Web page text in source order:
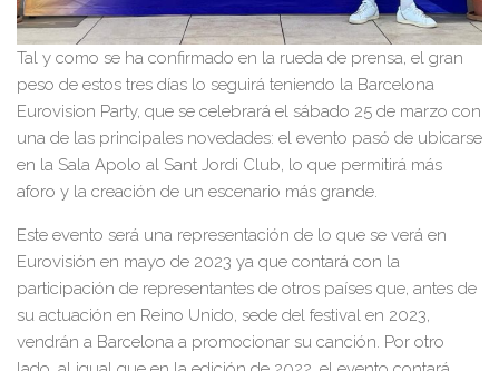
Tal y como se ha confirmado en la rueda de prensa, el gran
peso de estos tres días lo seguirá teniendo la Barcelona
Eurovision Party, que se celebrará el sábado 25 de marzo con
una de las principales novedades: el evento pasó de ubicarse
en la Sala Apolo al Sant Jordi Club, lo que permitirá más
aforo y la creación de un escenario más grande.
Este evento será una representación de lo que se verá en
Eurovisión en mayo de 2023 ya que contará con la
participación de representantes de otros países que, antes de
su actuación en Reino Unido, sede del festival en 2023,
vendrán a Barcelona a promocionar su canción. Por otro